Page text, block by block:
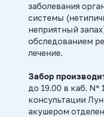
заболевания
системы
неприятный
обследованием
лечение.
Забор
до 19.00 в каб.
консультации
акушером